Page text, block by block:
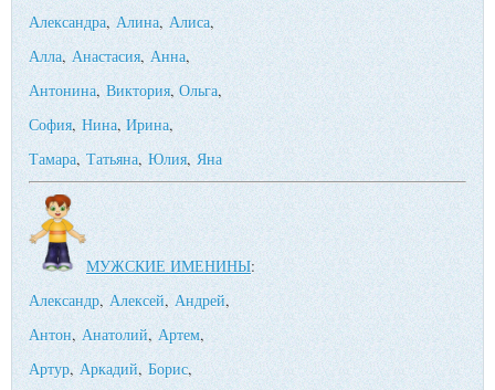
Александра,Алина,Алиса,
Алла,Анастасия,Анна,
Антонина,Виктория, Ольга,
София,Нина, Ирина,
Тамара,Татьяна,Юлия,Яна
МУЖСКИЕ ИМЕНИНЫ:
Александр, Алексей,Андрей,
Антон,Анатолий,Артем,
Артур,Аркадий,Борис,